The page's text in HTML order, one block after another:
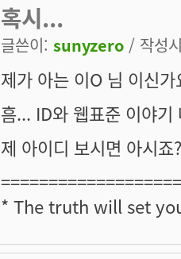
혹시...
글쓴이: sunyzero / 작성
제가 아는 이O 님 이신가
흠... ID와 웹표준 이야
제 아이디 보시면 아시
* The truth will set